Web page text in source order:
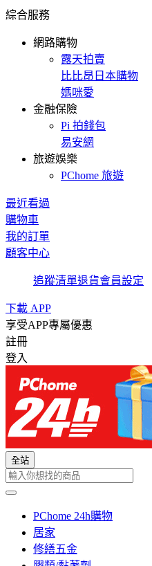
綜合服務
網路購物
露天拍賣
比比昂日本購物
媽咪愛
金融保險
Pi 拍錢包
易安網
旅遊娛樂
PChome 旅遊
最近看過
購物車
我的訂單
顧客中心
追蹤清單退貨會員設定
下載 APP
享受APP專屬優惠
註冊
登入
全站
PChome 24h購物
居家
修繕五金